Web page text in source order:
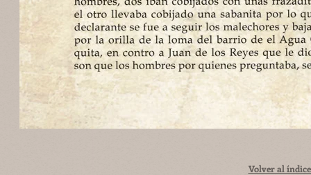
Volver al